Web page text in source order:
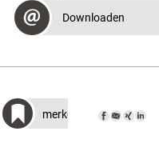
Downloaden
merken